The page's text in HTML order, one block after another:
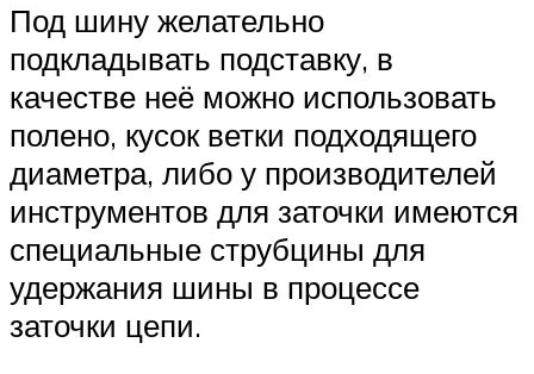
Под шину желательно
подкладывать подставку, в
качестве неё можно использовать
полено, кусок ветки подходящего
диаметра, либо у производителей
инструментов для заточки имеются
специальные струбцины для
удержания шины в процессе
заточки цепи.